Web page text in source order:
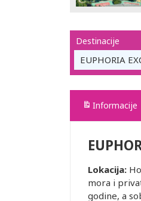
Destinacije
EUPHORIA
Informacije
Lokacija:
mora i
godine, a